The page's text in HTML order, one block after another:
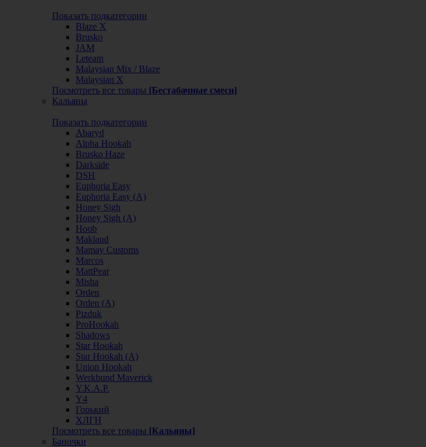
Показать подкатегории
Blaze X
Brusko
JAM
Leteam
Malaysian Mix / Blaze
Malaysian X
Посмотреть все товары [Бестабачные смеси]
Кальяны
Показать подкатегории
Abaryd
Alpha Hookah
Brusko Haze
Darkside
DSH
Euphoria Easy
Euphoria Easy (А)
Honey Sigh
Honey Sigh (А)
Hoob
Maklaud
Mamay Customs
Marcos
MattPear
Misha
Orden
Orden (А)
Pizduk
ProHookah
Shadows
Star Hookah
Star Hookah (А)
Union Hookah
Werkbund Maverick
Y.K.A.P.
Y4
Горький
ХЛГН
Посмотреть все товары [Кальяны]
Баночки